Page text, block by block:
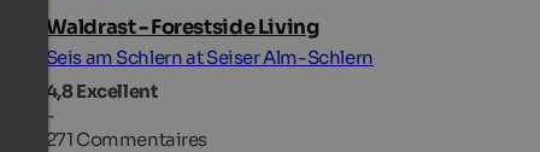
Waldrast - Forestside Living
Seis am Schlern at Seiser Alm-Schlern
4,8Excellent
-
271 Commentaires